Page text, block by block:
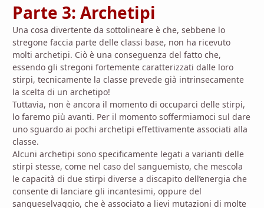
Parte 3: Archetipi
Una cosa divertente da sottolineare è che, sebbene lo
stregone faccia parte delle classi base, non ha ricevuto
molti archetipi. Ciò è una conseguenza del fatto che,
essendo gli stregoni fortemente caratterizzati dalle loro
stirpi, tecnicamente la classe prevede già intrinsecamente
la scelta di un archetipo!
Tuttavia, non è ancora il momento di occuparci delle stirpi,
lo faremo più avanti. Per il momento soffermiamoci sul dare
uno sguardo ai pochi archetipi effettivamente associati alla
classe.
Alcuni archetipi sono specificamente legati a varianti delle
stirpi stesse, come nel caso del sanguemisto, che mescola
le capacità di due stirpi diverse a discapito dell’energia che
consente di lanciare gli incantesimi, oppure del
sangueselvaggio, che è associato a lievi mutazioni di molte